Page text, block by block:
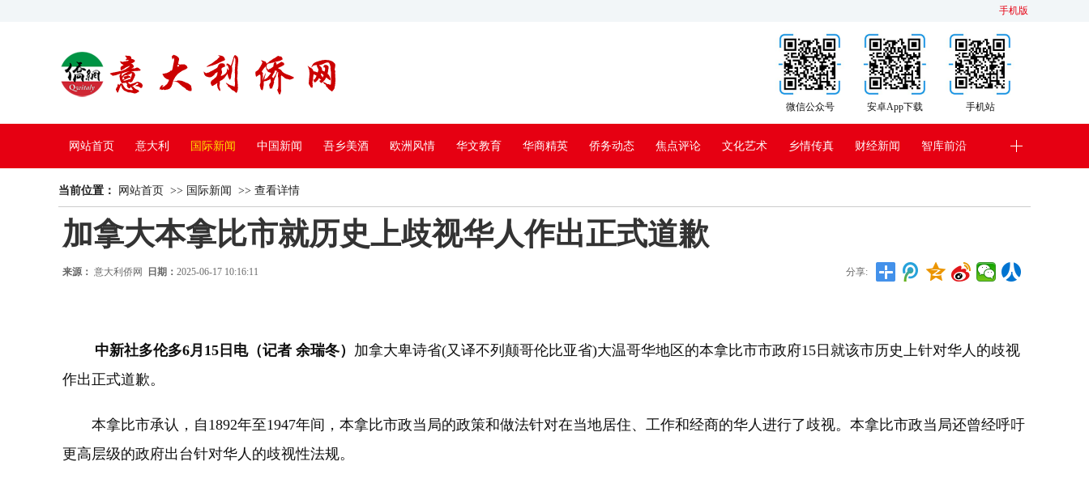
手机版
手机站
安卓App下载
微信公众号
网站首页 意大利 国际新闻 中国新闻 吾乡美酒 欧洲风情 华文教育 华商精英 侨务动态 焦点评论 文化艺术 乡情传真 财经新闻 智库前沿
中国电视
当前位置： 网站首页 >> 国际新闻 >> 查看详情
加拿大本拿比市就历史上歧视华人作出正式道歉
来源： 意大利侨网 日期： 2025-06-17 10:16:11 分享:
中新社多伦多6月15日电（记者 余瑞冬） 加拿大卑诗省(又译不列颠哥伦比亚省)大温哥华地区的本拿比市市政府15日就该市历史上针对华人的歧视
作出正式道歉。
本拿比市承认，自1892年至1947年间，本拿比市政当局的政策和做法针对在当地居住、工作和经商的华人进行了歧视。本拿比市政当局还曾经呼吁
更高层级的政府出台针对华人的歧视性法规。